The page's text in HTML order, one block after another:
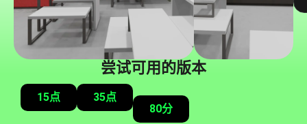
尝试可用的版本
15点
35点
80分